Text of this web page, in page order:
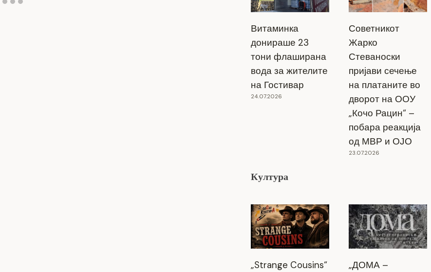
Витаминка
донираше 23
тони флаширана
вода за жителите
на Гостивар
24.07.2026
Советникот
Жарко
Стеваноски
пријави сечење
на платаните во
дворот на ООУ
„Кочо Рацин“ –
побара реакција
од МВР и ОЈО
23.07.2026
Култура
„Strange Cousins“
„ДОМА –